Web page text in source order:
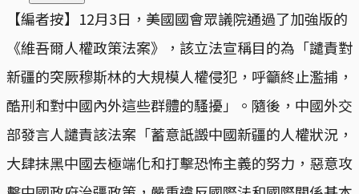
【編者按】12月3日，美國國會眾議院通過了加強版的
《維吾爾人權政策法案》，該立法宣稱目的為「譴責對
新疆的突厥穆斯林的大規模人權侵犯，呼籲終止濫捕，
酷刑和對中國內外這些群體的騷擾」。隨後，中國外交
部發言人譴責該法案「蓄意詆譭中國新疆的人權狀況，
大肆抹黑中國去極端化和打擊恐怖主義的努力，惡意攻